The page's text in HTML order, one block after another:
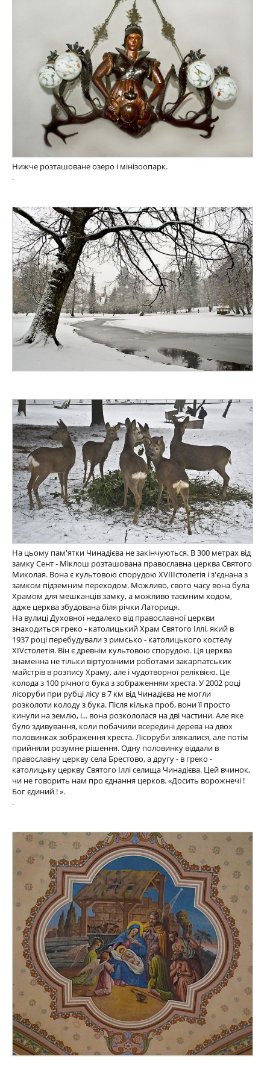
Нижче розташоване озеро і мінізоопарк.
.
На цьому пам'ятки Чинадієва не закінчуються. В 300 метрах від
замку Сент - Міклош розташована православна церква Святого
Миколая. Вона є культовою спорудою ХVIIIстолетія і з'єднана з
замком підземним переходом. Можливо, свого часу вона була
Храмом для мешканців замку, а можливо таємним ходом,
адже церква збудована біля річки Латориця.
На вулиці Духовної недалеко від православної церкви
знаходиться греко - католицький Храм Святого Іллі, який в
1937 році перебудували з римсько - католицького костелу
XIVстолетія. Він є древнім культовою спорудою. Ця церква
знаменна не тільки віртуозними роботами закарпатських
майстрів в розпису Храму, але і чудотворної реліквією. Це
колода з 100 річного бука з зображенням хреста. У 2002 році
лісоруби при рубці лісу в 7 км від Чинадієва не могли
розколоти колоду з бука. Після кілька проб, вони її просто
кинули на землю, і... вона розкололася на дві частини. Але яке
було здивування, коли побачили всередині дерева на двох
половинках зображення хреста. Лісоруби злякалися, але потім
прийняли розумне рішення. Одну половинку віддали в
православну церкву села Брестово, а другу - в греко -
католицьку церкву Святого Іллі селища Чинадієва. Цей вчинок,
чи не говорить нам про єднання церков. «Досить ворожнечі !
Бог єдиний ! ».
.